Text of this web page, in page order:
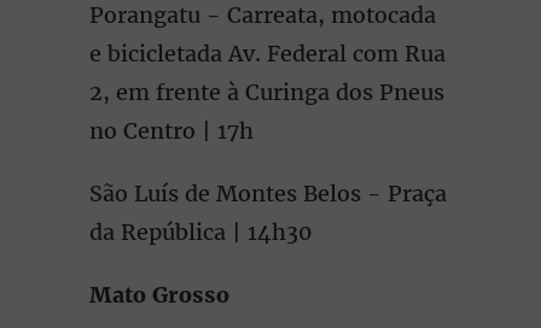
Porangatu - Carreata, motocada
e bicicletada Av. Federal com Rua
2, em frente à Curinga dos Pneus
no Centro | 17h
São Luís de Montes Belos - Praça
da República | 14h30
Mato Grosso